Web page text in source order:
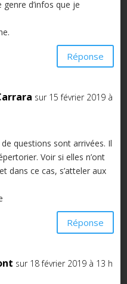
d’infos que je
Réponse
sur 15 février 2019 à
questions sont arrivées. Il
Voir si elles n’ont
dans ce cas, s’atteler aux
Réponse
sur 18 février 2019 à 13 h